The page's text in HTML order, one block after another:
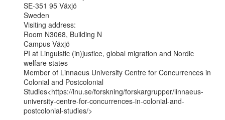
SE-351 95 Växjö
Sweden
Visiting address:
Room N3068, Building N
Campus Växjö
PI at Linguistic (in)justice, global migration and Nordic
welfare states
Member of Linnaeus University Centre for Concurrences in
Colonial and Postcolonial
Studies<https://lnu.se/forskning/forskargrupper/linnaeus-
university-centre-for-concurrences-in-colonial-and-
postcolonial-studies/>